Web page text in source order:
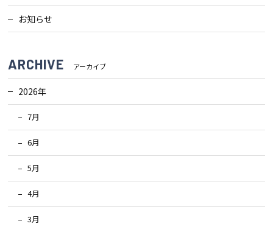
お知らせ
ARCHIVE アーカイブ
2026年
7月
6月
5月
4月
3月